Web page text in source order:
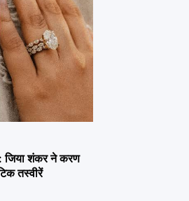
शंकर ने करण
तस्वीरें